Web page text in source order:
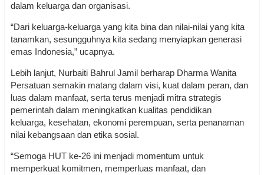
dalam keluarga dan organisasi.
“Dari keluarga-keluarga yang kita bina dan nilai-nilai yang kita
tanamkan, sesungguhnya kita sedang menyiapkan generasi
emas Indonesia,” ucapnya.
Lebih lanjut, Nurbaiti Bahrul Jamil berharap Dharma Wanita
Persatuan semakin matang dalam visi, kuat dalam peran, dan
luas dalam manfaat, serta terus menjadi mitra strategis
pemerintah dalam meningkatkan kualitas pendidikan
keluarga, kesehatan, ekonomi perempuan, serta penanaman
nilai kebangsaan dan etika sosial.
“Semoga HUT ke-26 ini menjadi momentum untuk
memperkuat komitmen, memperluas manfaat, dan